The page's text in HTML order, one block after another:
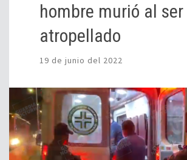
hombre murió al ser
atropellado
19 de junio del 2022